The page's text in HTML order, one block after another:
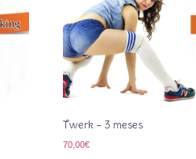
Twerk – 3 meses
70,00€